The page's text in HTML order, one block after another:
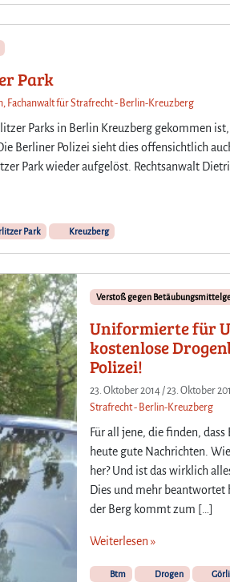
Park
Fachanwalt für Strafrecht - Berlin-Kreuzberg
Parks in Berlin Kreuzberg gekommen
Berliner Polizei sieht dies offensichtlich
Park wieder aufgelöst. Rechtsanwalt
Park Kreuzberg
Verstoß gegen
Uniformierte für
kostenlose
Polizei!
23. Oktober 2014 /23. Oktober
Strafrecht - Berlin-Kreuzberg
Für all jene, die finden,
heute gute Nachrichten.
her? Und ist das wirklich
Dies und mehr beantwortet
der Berg kommt zum […]
Weiterlesen »
Btm Drogen